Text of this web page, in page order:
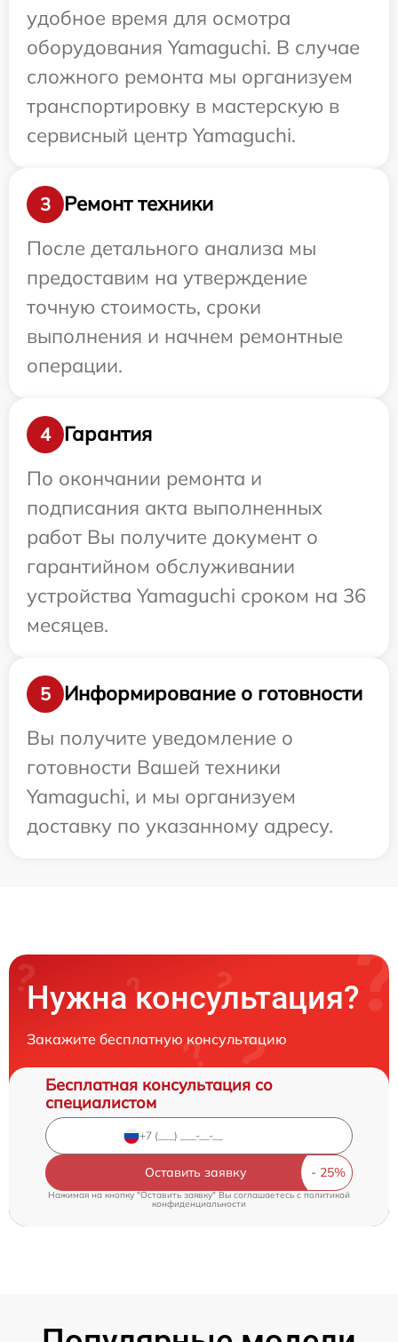
удобное время для осмотра
оборудования Yamaguchi. В случае
сложного ремонта мы организуем
транспортировку в мастерскую в
сервисный центр Yamaguchi.
3
Ремонт техники
После детального анализа мы
предоставим на утверждение
точную стоимость, сроки
выполнения и начнем ремонтные
операции.
4
Гарантия
По окончании ремонта и
подписания акта выполненных
работ Вы получите документ о
гарантийном обслуживании
устройства Yamaguchi сроком на 36
месяцев.
5
Информирование о готовности
Вы получите уведомление о
готовности Вашей техники
Yamaguchi, и мы организуем
доставку по указанному адресу.
Нужна консультация?
Закажите бесплатную консультацию
Бесплатная консультация со
специалистом
Оставить заявку
Нажимая на кнопку "Оставить заявку" Вы соглашаетесь cполитикой
конфиденциальности